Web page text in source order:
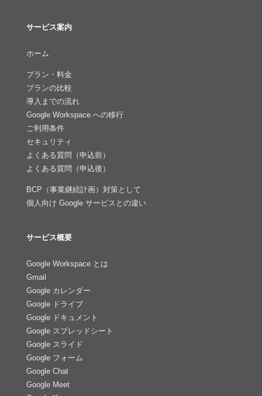
サービス案内
ホーム
プラン・料金
プランの比較
導入までの流れ
Google Workspace への移行
ご利用条件
セキュリティ
よくある質問（申込前）
よくある質問（申込後）
BCP（事業継続計画）対策として
個人向け Google サービスとの違い
サービス概要
Google Workspace とは
Gmail
Google カレンダー
Google ドライブ
Google ドキュメント
Google スプレッドシート
Google スライド
Google フォーム
Google Chat
Google Meet